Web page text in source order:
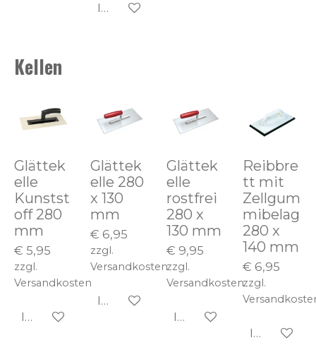
In den Warenkorb
Kellen
Glättek
elle
Kunstst
off 280
mm
€ 5,95
zzgl.
Versandkosten
In den Warenkorb
Glättek
elle 280
x 130
mm
€ 6,95
zzgl.
Versandkosten
In den Warenkorb
Glättek
elle
rostfrei
280 x
130 mm
€ 9,95
zzgl.
Versandkosten
In den Warenkorb
Reibbre
tt mit
Zellgum
mibelag
280 x
140 mm
€ 6,95
zzgl.
In den